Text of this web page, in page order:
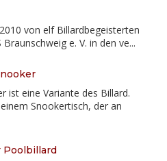
von elf Billardbegeisterten
e. V. in den ve...
ist eine Variante des Billard.
Snookertisch, der an
Poolbillard